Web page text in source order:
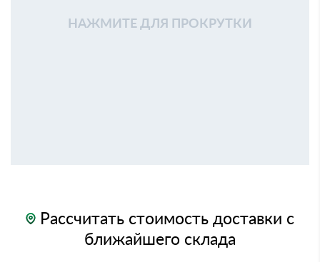
НАЖМИТЕ ДЛЯ ПРОКРУТКИ
Рассчитать стоимость доставки с
ближайшего склада